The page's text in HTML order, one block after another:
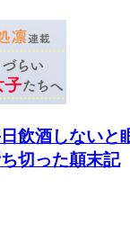
飲酒しないと
切った顛末記